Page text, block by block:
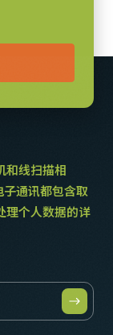
和线扫描相
通讯都包含取
理个人数据的详